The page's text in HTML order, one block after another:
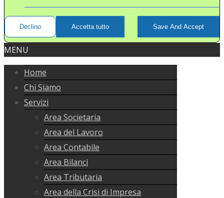
Declino Accetta tutto Save And Accept
MENU
Home
Chi Siamo
Servizi
Area Societaria
Area del Lavoro
Area Contabile
Area Bilanci
Area Tributaria
Area della Crisi di Impresa